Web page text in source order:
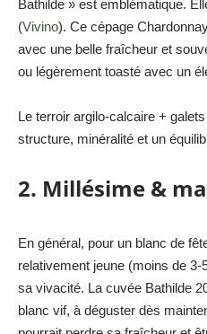
Bathilde » est emblématique.
(Vivino). Ce cépage
avec une belle fraîcheur et
ou légèrement toasté avec un
Le terroir argilo-calcaire +
structure, minéralité et un
2. Millésime &
En général, pour un blanc de
relativement jeune (moins de 3-
sa vivacité. La cuvée Bathilde
blanc vif, à déguster dès